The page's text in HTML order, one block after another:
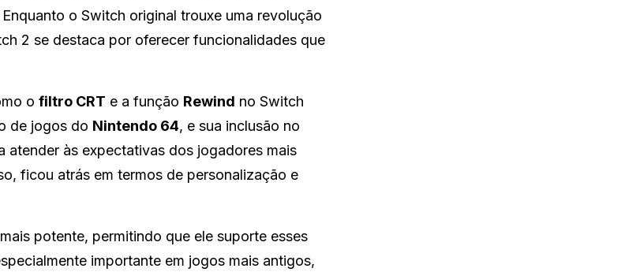
o Switch original trouxe uma revolução
2 se destaca por oferecer funcionalidades que
o filtro CRT e a função Rewind no Switch
de jogos do Nintendo 64, e sua inclusão no
às expectativas dos jogadores mais
ficou atrás em termos de personalização e
potente, permitindo que ele suporte esses
importante em jogos mais antigos,